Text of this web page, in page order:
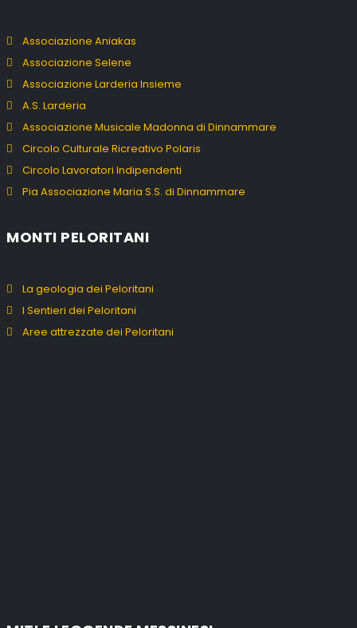
Associazione Aniakas
Associazione Selene
Associazione Larderia Insieme
A.S. Larderia
Associazione Musicale Madonna di Dinnammare
Circolo Culturale Ricreativo Polaris
Circolo Lavoratori Indipendenti
Pia Associazione Maria S.S. di Dinnammare
MONTI PELORITANI
La geologia dei Peloritani
I Sentieri dei Peloritani
Aree attrezzate dei Peloritani